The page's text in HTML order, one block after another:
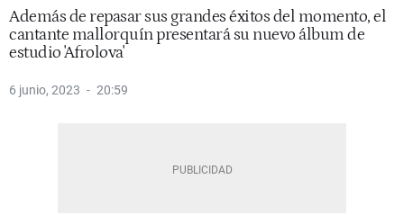
Además de repasar sus grandes éxitos del momento, el
cantante mallorquín presentará su nuevo álbum de
estudio 'Afrolova'
6 junio, 2023 20:59